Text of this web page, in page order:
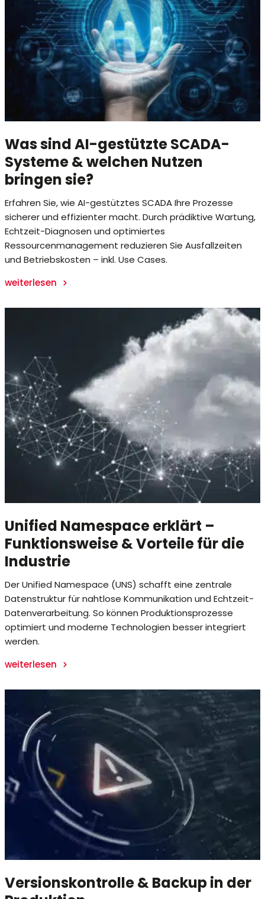
Was sind AI-gestützte SCADA-
Systeme & welchen Nutzen
bringen sie?
Erfahren Sie, wie AI-gestütztes SCADA Ihre Prozesse
sicherer und effizienter macht. Durch prädiktive Wartung,
Echtzeit-Diagnosen und optimiertes
Ressourcenmanagement reduzieren Sie Ausfallzeiten
und Betriebskosten – inkl. Use Cases.
weiterlesen
Unified Namespace erklärt –
Funktionsweise & Vorteile für die
Industrie
Der Unified Namespace (UNS) schafft eine zentrale
Datenstruktur für nahtlose Kommunikation und Echtzeit-
Datenverarbeitung. So können Produktionsprozesse
optimiert und moderne Technologien besser integriert
werden.
weiterlesen
Versionskontrolle & Backup in der